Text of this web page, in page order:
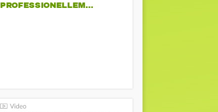
PROFESSIONELLEM…